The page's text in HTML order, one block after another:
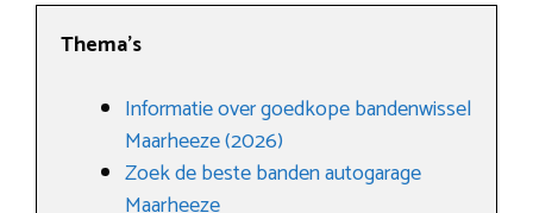
Thema’s
Informatie over goedkope bandenwissel
Maarheeze (2026)
Zoek de beste banden autogarage
Maarheeze